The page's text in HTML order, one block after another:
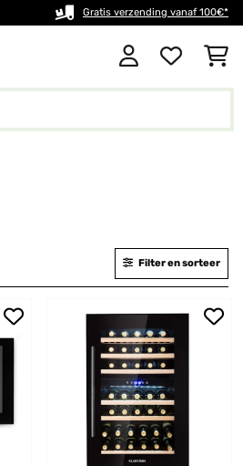
Gratis verzending vanaf 100€*
Filter en sorteer